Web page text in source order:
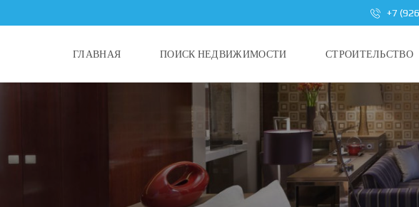
+7
ГЛАВНАЯ ПОИСК НЕДВИЖИМОСТИ СТРОИТЕЛЬСТВО